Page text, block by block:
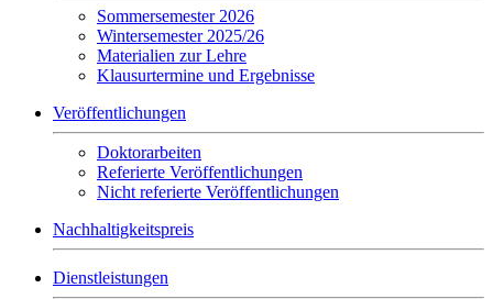
Sommersemester 2026
Wintersemester 2025/26
Materialien zur Lehre
Klausurtermine und Ergebnisse
Veröffentlichungen
Doktorarbeiten
Referierte Veröffentlichungen
Nicht referierte Veröffentlichungen
Nachhaltigkeitspreis
Dienstleistungen